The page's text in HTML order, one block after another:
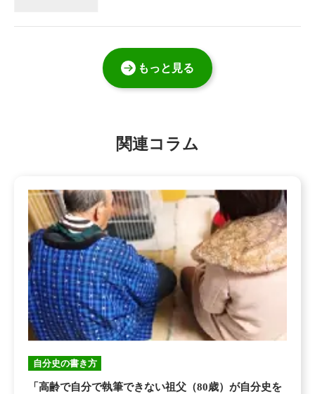
もっと見る
関連コラム
自分史の書き方
「高齢で自分で執筆できない祖父（80歳）が自分史を